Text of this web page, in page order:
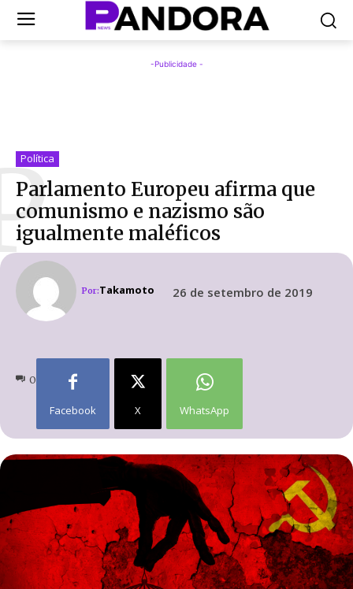
-Publicidade -
Política
Parlamento Europeu afirma que
comunismo e nazismo são
igualmente maléficos
Por:Takamoto 26 de setembro de 2019
0
Facebook X WhatsApp